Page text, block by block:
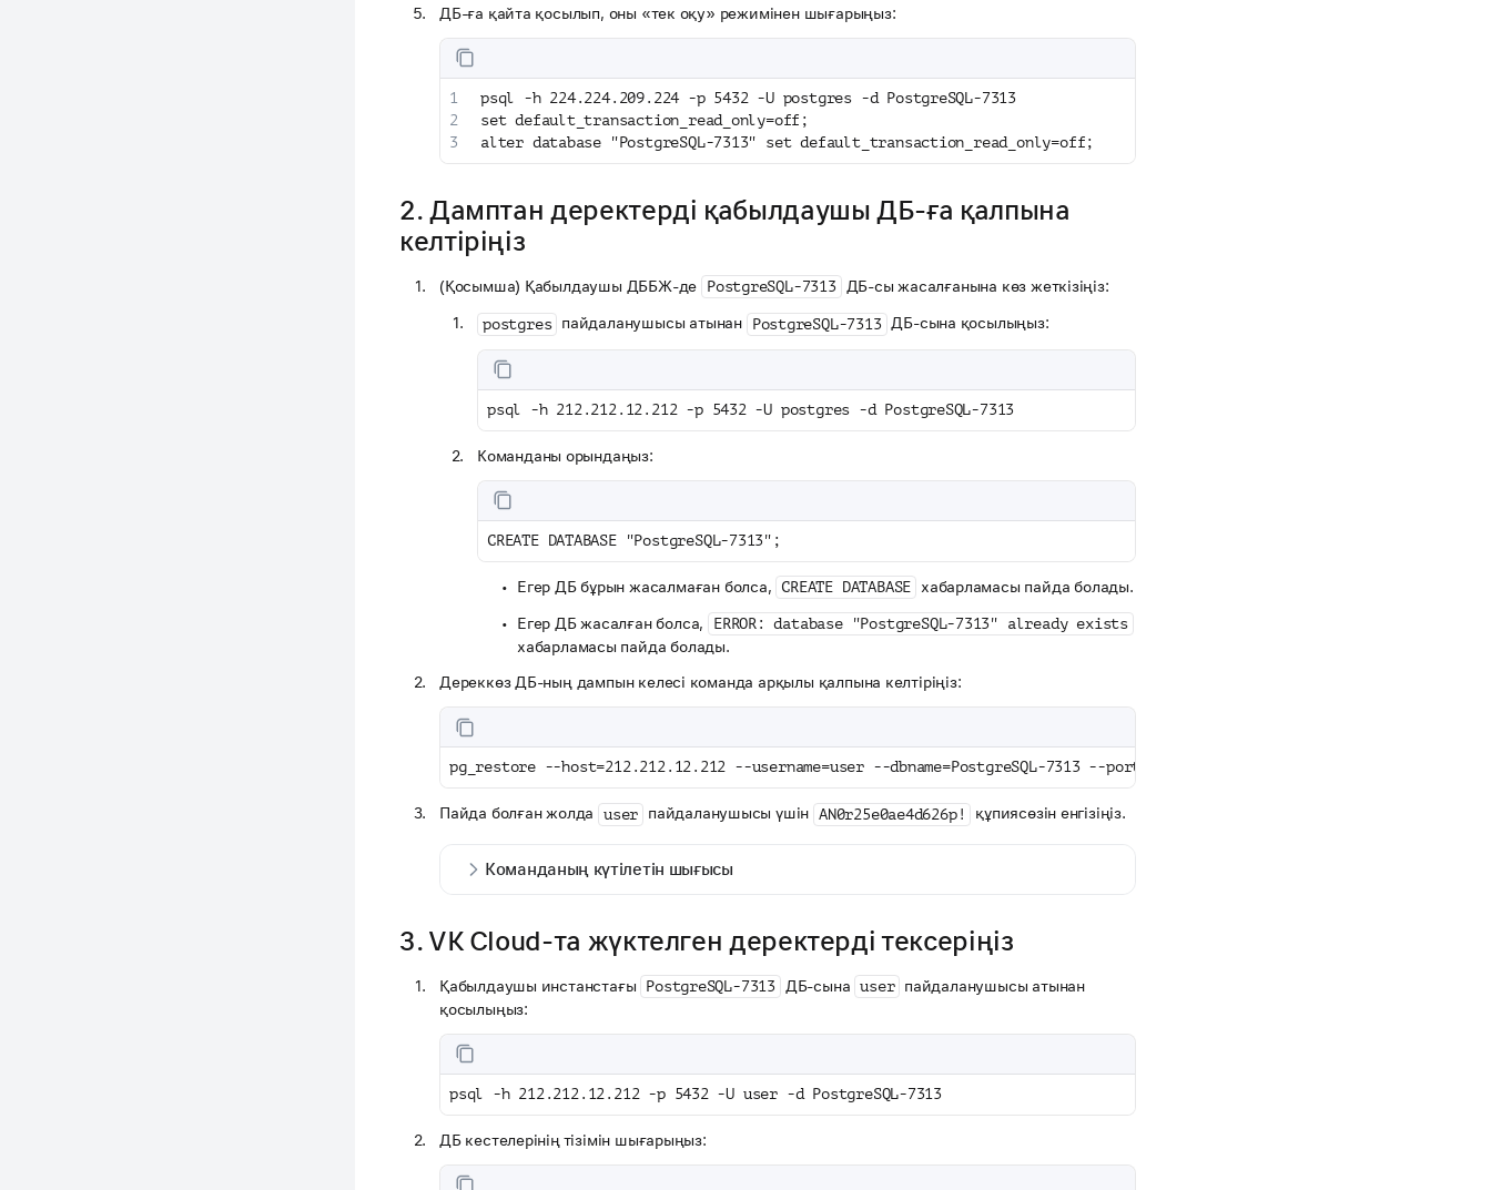
ДБ-ға қайта қосылып, оны «тек оқу» режимінен шығарыңыз:
psql -h 224.224.209.224 -p 5432 -U postgres -d PostgreSQL-7313
set default_transaction_read_only=off;
alter database "PostgreSQL-7313" set default_transaction_read_only=off;
2. Дамптан деректерді қабылдаушы ДБ-ға қалпына
келтіріңіз
(Қосымша) Қабылдаушы ДББЖ-де PostgreSQL-7313 ДБ-сы жасалғанына көз жеткізіңіз:
postgres пайдаланушысы атынан PostgreSQL-7313 ДБ-сына қосылыңыз:
psql -h 212.212.12.212 -p 5432 -U postgres -d PostgreSQL-7313
Команданы орындаңыз:
CREATE DATABASE "PostgreSQL-7313";
Егер ДБ бұрын жасалмаған болса, CREATE DATABASE хабарламасы пайда болады.
Егер ДБ жасалған болса, ERROR: database "PostgreSQL-7313" already exists
хабарламасы пайда болады.
Дереккөз ДБ-ның дампын келесі команда арқылы қалпына келтіріңіз:
pg_restore --host=212.212.12.212 --username=user --dbname=PostgreSQL-7313 --port=5432 --verbose db_dump --single-
Пайда болған жолда user пайдаланушысы үшін AN0r25e0ae4d626p! құпиясөзін енгізіңіз.
Команданың күтілетін шығысы
3. VK Cloud-та жүктелген деректерді тексеріңіз
Қабылдаушы инстанстағы PostgreSQL-7313 ДБ-сына user
пайдаланушысы атынан
қосылыңыз:
psql -h 212.212.12.212 -p 5432 -U user -d PostgreSQL-7313
ДБ кестелерінің тізімін шығарыңыз: